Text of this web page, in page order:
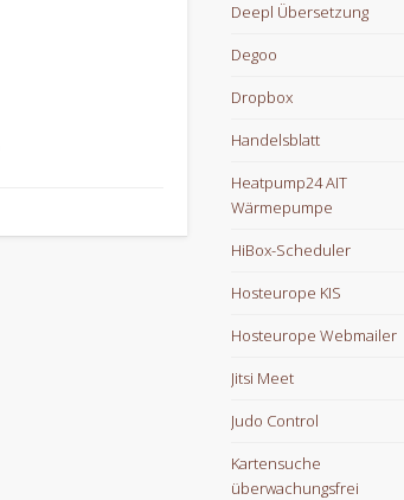
Deepl Übersetzung
Degoo
Dropbox
Handelsblatt
Heatpump24 AIT
Wärmepumpe
HiBox-Scheduler
Hosteurope KIS
Hosteurope Webmailer
Jitsi Meet
Judo Control
Kartensuche
überwachungsfrei